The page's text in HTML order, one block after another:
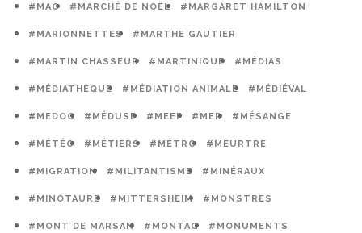
#MAO #MARCHÉ DE NOËL #MARGARET HAMILTON
#MARIONNETTES #MARTHE GAUTIER
#MARTIN CHASSEUR #MARTINIQUE #MÉDIAS
#MÉDIATHÈQUE #MÉDIATION ANIMALE #MÉDIÉVAL
#MEDOC #MÉDUSE #MEEF #MER #MÉSANGE
#MÉTÉO #MÉTIERS #MÉTRO #MEURTRE
#MIGRATION #MILITANTISME #MINÉRAUX
#MINOTAURE #MITTERSHEIM #MONSTRES
#MONT DE MARSAN #MONTAG #MONUMENTS